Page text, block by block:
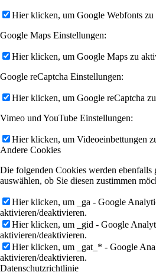
Hier klicken, um Google Webfonts
Google Maps Einstellungen:
Hier klicken, um Google Maps zu
Google reCaptcha Einstellungen:
Hier klicken, um Google reCaptcha
Vimeo und YouTube Einstellungen:
Hier klicken, um Videoeinbettungen
Andere Cookies
Die folgenden Cookies werden ebenfalls
auswählen, ob Sie diesen zustimmen
Hier klicken, um _ga - Google
aktivieren/deaktivieren.
Hier klicken, um _gid - Google
aktivieren/deaktivieren.
Hier klicken, um _gat_* - Google
aktivieren/deaktivieren.
Datenschutzrichtlinie